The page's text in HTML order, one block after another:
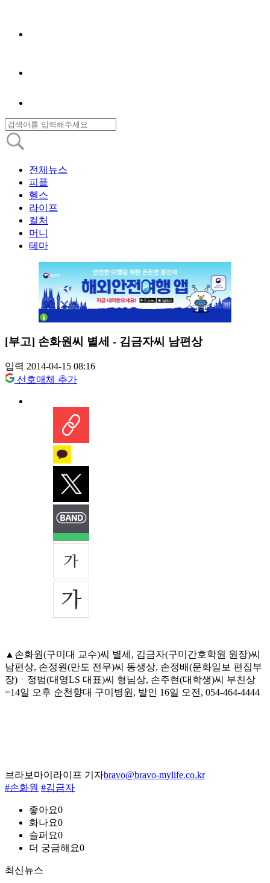
전체뉴스
피플
헬스
라이프
컬처
머니
테마
[부고] 손화원씨 별세 - 김금자씨 남편상
입력 2014-04-15 08:16
선호매체 추가
▲손화원(구미대 교수)씨 별세, 김금자(구미간호학원 원장)씨
남편상, 손정원(만도 전무)씨 동생상, 손정배(문화일보 편집부
장)ㆍ정범(대영LS 대표)씨 형님상, 손주현(대학생)씨 부친상
=14일 오후 순천향대 구미병원, 발인 16일 오전, 054-464-4444
브라보마이라이프 기자bravo@bravo-mylife.co.kr
#손화원 #김금자
좋아요0
화나요0
슬퍼요0
더 궁금해요0
최신뉴스